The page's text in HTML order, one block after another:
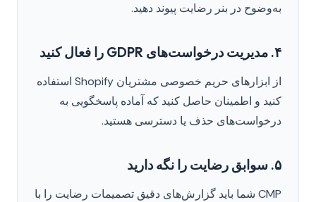
به‌وضوح در بنر رضایت پیوند دهید.
۴. مدیریت درخواست‌های GDPR را فعال کنید
از ابزارهای حریم خصوصی مشتریان Shopify استفاده
کنید و اطمینان حاصل کنید که آماده پاسخگویی به
درخواست‌های حذف یا دسترسی هستید.
۵. سوابق رضایت را نگه دارید
CMP شما باید گزارش‌های دقیق تصمیمات رضایت را با